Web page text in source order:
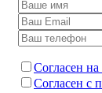
Согласен
Согласен с